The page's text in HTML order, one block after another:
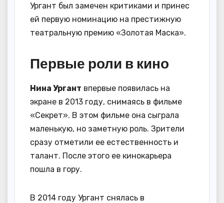
Ургант был замечен критиками и принес
ей первую номинацию на престижную
театральную премию «Золотая Маска».
Первые роли в кино
Нина Ургант впервые появилась на
экране в 2013 году, снимаясь в фильме
«Секрет». В этом фильме она сыграла
маленькую, но заметную роль. Зрители
сразу отметили ее естественность и
талант. После этого ее кинокарьера
пошла в гору.
В 2014 году Ургант снялась в